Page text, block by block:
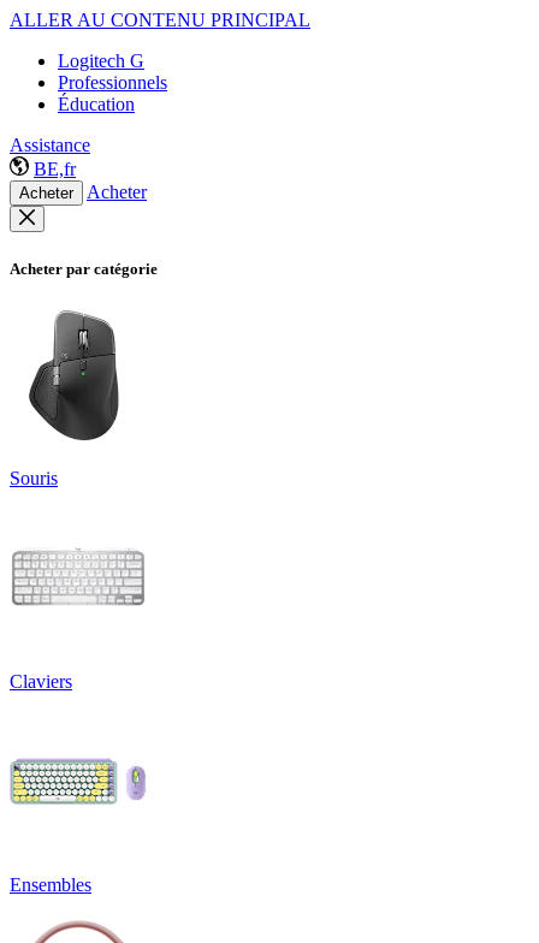
ALLER AU CONTENU PRINCIPAL
Logitech G
Professionnels
Éducation
Assistance
BE,fr
Acheter Acheter
Acheter par catégorie
Souris
Claviers
Ensembles